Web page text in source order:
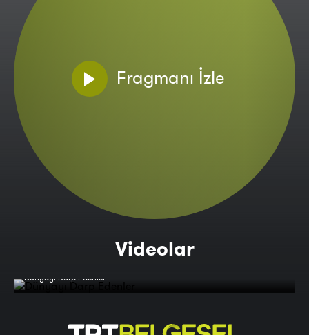
Fragmanı İzle
Videolar
Dünyayı Darp Edenler